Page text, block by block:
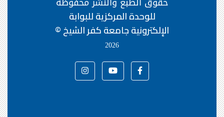
للوحدة المركزية للبوابة
الإلكترونية جامعة كفر الشيخ ©
2026